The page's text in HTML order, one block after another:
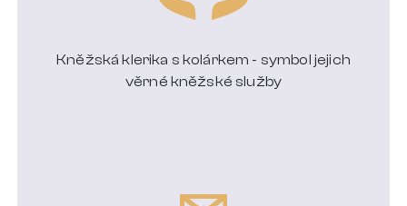
Kněžská klerika s kolárkem - symbol jejich
věrné kněžské služby